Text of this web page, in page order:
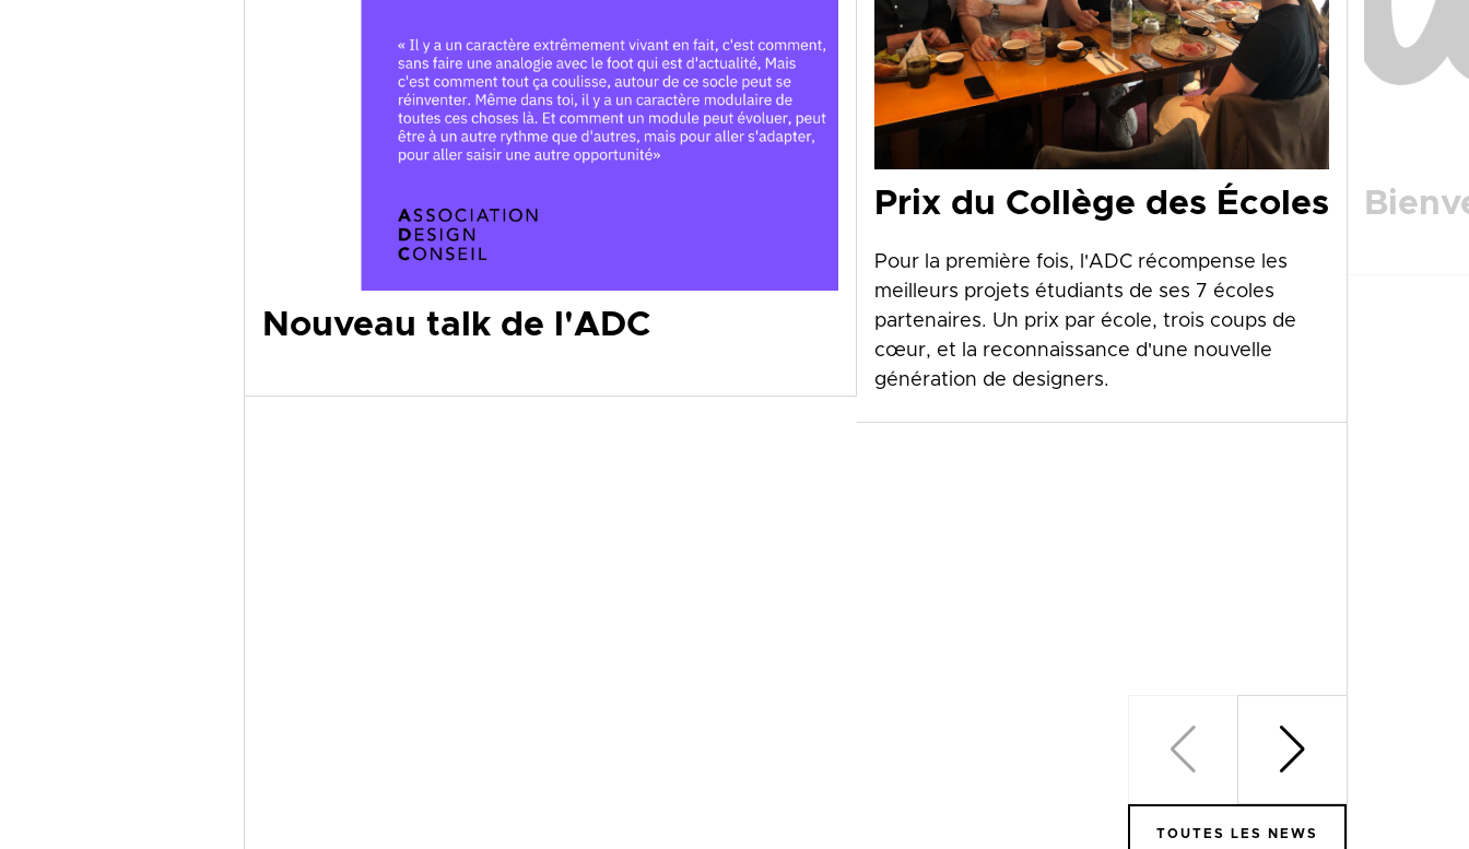
Nouveau talk de l'ADC
Prix du Collège des Écoles
Pour la première fois, l'ADC récompense les
meilleurs projets étudiants de ses 7 écoles
partenaires. Un prix par école, trois coups de
cœur, et la reconnaissance d'une nouvelle
génération de designers.
TOUTES LES NEWS